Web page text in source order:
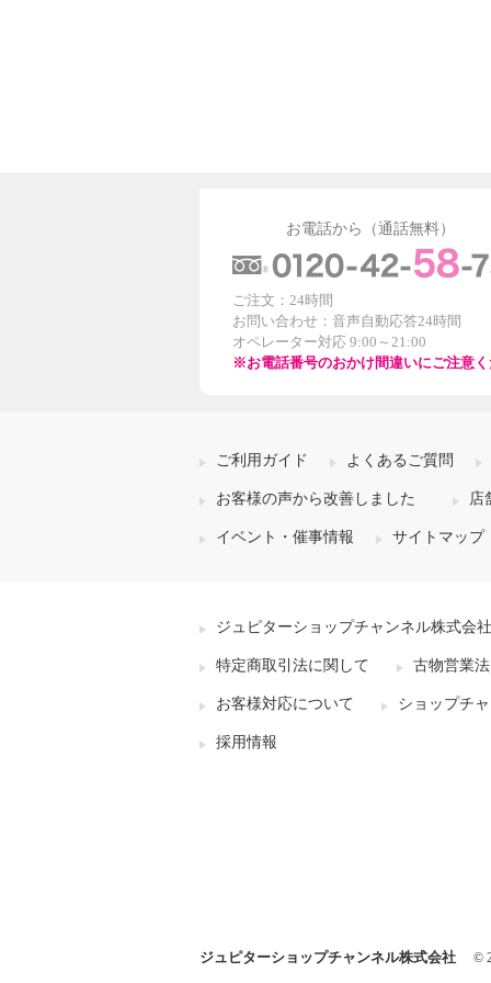
お電話から（通話無料）
ご注文：24時間
お問い合わせ：音声自動応答24時間
オペレーター対応 9:00～21:00
※お電話番号のおかけ間違いにご注意
ご利用ガイド よくあるご質問
お客様の声から改善しました 店
イベント・催事情報 サイトマップ
ジュピターショップチャンネル株式会
特定商取引法に関して 古物営業
お客様対応について ショップチ
採用情報
ジュピターショップチャンネル株式会社 ©